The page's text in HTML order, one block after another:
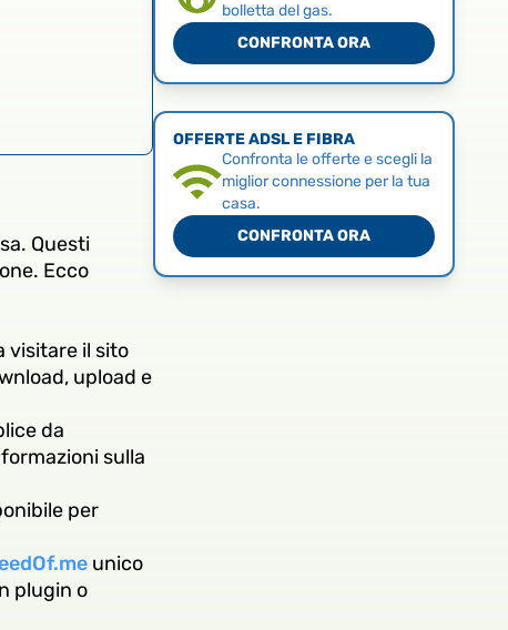
Questi
Ecco
visitare il sito
upload e
da
sulla
per
unico
plugin o
bolletta del gas.
CONFRONTA ORA
OFFERTE ADSL E FIBRA
Confronta le offerte e scegli la
miglior connessione per la tua
casa.
CONFRONTA ORA